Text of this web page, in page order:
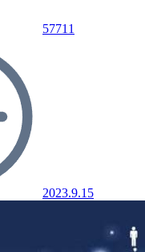
57711
2023.9.15